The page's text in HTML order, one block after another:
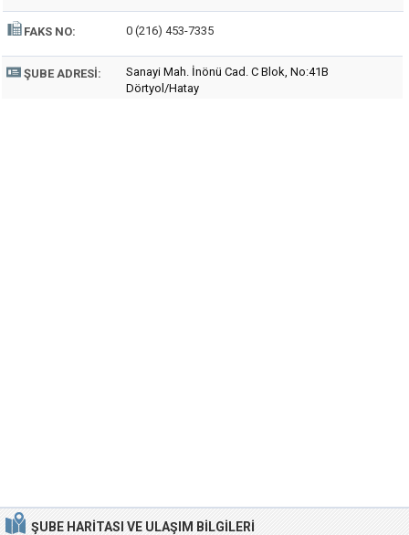
FAKS NO: 0 (216) 453-7335
ŞUBE ADRESI:
Sanayi Mah. İnönü Cad. C Blok, No:41B
Dörtyol/Hatay
ŞUBE HARITASI VE ULAŞIM BILGILERI